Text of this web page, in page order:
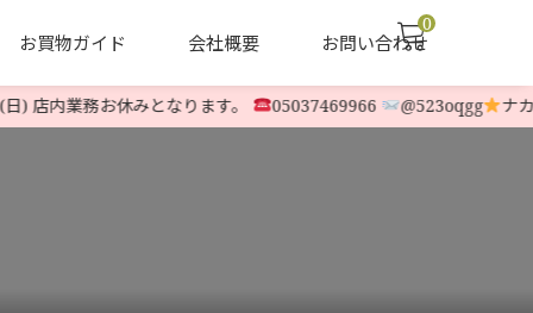
お買物ガイド 会社概要 お問い合わせ
ヤナセ他 中古除雪機
0
内業務お休みとなります。 05037469966 @523oqgg ナカム